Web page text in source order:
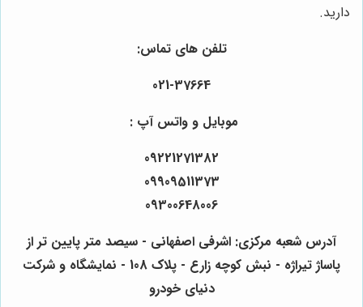
دارید.
تلفن های تماس:
021-37664
موبایل و واتس آپ :
09221271382
09909511373
09300648006
آدرس شعبه مرکزی: اشرفی اصفهانی - سیصد متر پایین تر از
پاساژ تیراژه - نبش کوچه زارع - پلاک 108 - نمایشگاه و شرکت
دنیای خودرو